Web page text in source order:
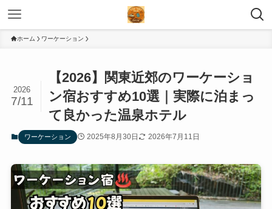
ホーム ワーケーション
【2026】関東近郊のワーケーショ
ン宿おすすめ10選｜実際に泊まっ
て良かった温泉ホテル
2026
7/11
ワーケーション 2025年8月30日 2026年7月11日